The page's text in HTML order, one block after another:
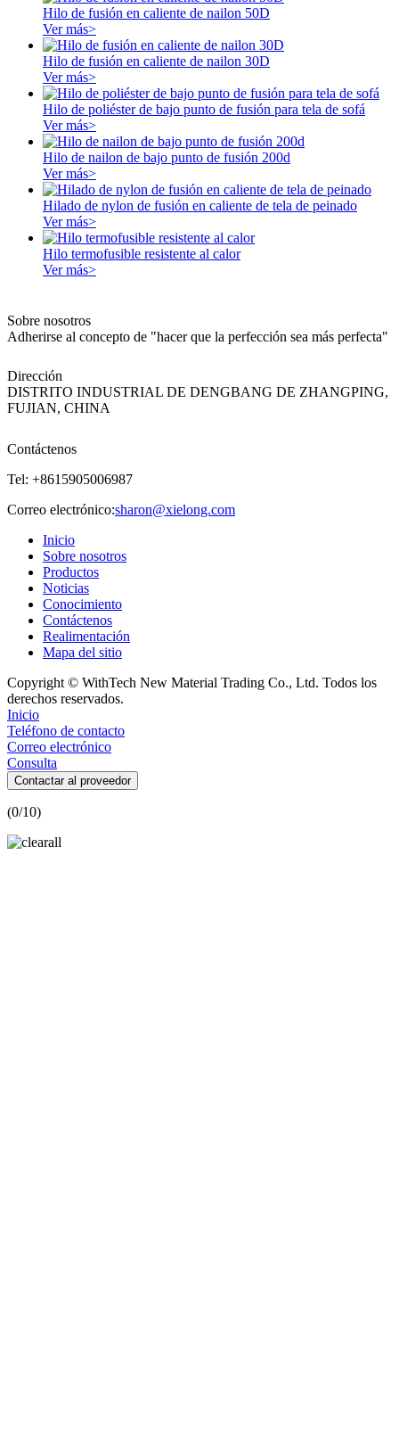
Hilo de fusión en caliente de nailon 50D
Ver más>
Hilo de fusión en caliente de nailon 30D
Ver más>
Hilo de poliéster de bajo punto de fusión para tela de sofá
Ver más>
Hilo de nailon de bajo punto de fusión 200d
Ver más>
Hilado de nylon de fusión en caliente de tela de peinado
Ver más>
Hilo termofusible resistente al calor
Ver más>
Sobre nosotros
Adherirse al concepto de "hacer que la perfección sea más perfecta"
Dirección
DISTRITO INDUSTRIAL DE DENGBANG DE ZHANGPING,
FUJIAN, CHINA
Contáctenos
Tel: +8615905006987
Correo electrónico:sharon@xielong.com
Inicio
Sobre nosotros
Productos
Noticias
Conocimiento
Contáctenos
Realimentación
Mapa del sitio
Copyright © WithTech New Material Trading Co., Ltd. Todos los
derechos reservados.
Inicio
Teléfono de contacto
Correo electrónico
Consulta
Contactar al proveedor
(0/10)